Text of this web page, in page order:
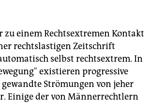
zu einem Rechtsextremen Kontakt
rechtslastigen Zeitschrift
selbst rechtsextrem. In
existieren progressive
Strömungen von jeher
Einige der von Männerrechtlern